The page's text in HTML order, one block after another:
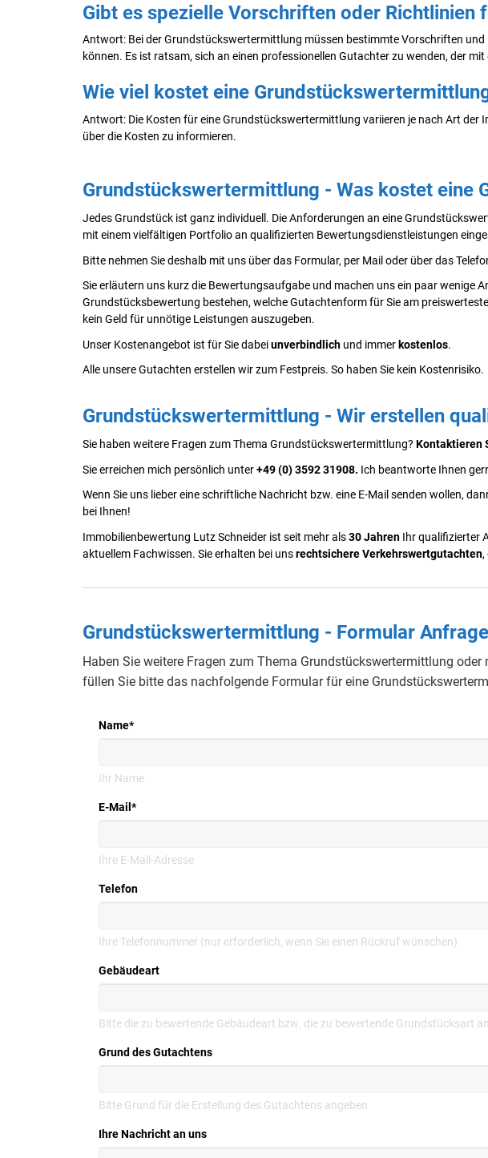
Gibt es spezielle Vorschriften oder
Antwort: Bei der Grundstückswertermittlung müssen bestimmte Vorschriften
können. Es ist ratsam, sich an einen professionellen Gutachter zu wenden, der
Wie viel kostet eine
Antwort: Die Kosten für eine Grundstückswertermittlung variieren je nach Art
über die Kosten zu informieren.
Grundstückswertermittlung - Was kostet eine
Jedes Grundstück ist ganz individuell. Die Anforderungen an eine
mit einem vielfältigen Portfolio an qualifizierten Bewertungsdienstleistungen
Bitte nehmen Sie deshalb mit uns über das Formular, per Mail oder über das
Sie erläutern uns kurz die Bewertungsaufgabe und machen uns ein paar wenige
Grundstücksbewertung bestehen, welche Gutachtenform für Sie am
kein Geld für unnötige Leistungen auszugeben.
Unser Kostenangebot ist für Sie dabeiunverbindlich und immer kostenlos.
Alle unsere Gutachten erstellen wir zum Festpreis. So haben Sie kein Kostenrisiko.
Grundstückswertermittlung - Wir erstellen
Sie haben weitere Fragen zum Thema Grundstückswertermittlung? Kontaktieren
Sie erreichen mich persönlich unter+49 (0) 3592 31908. Ich beantworte Ihnen
Wenn Sie uns lieber eine schriftliche Nachricht bzw. eine E-Mail senden wollen,
bei Ihnen!
Immobilienbewertung Lutz Schneider ist seit mehr als30 Jahren Ihr qualifizierter
aktuellem Fachwissen. Sie erhalten bei unsrechtsichere Verkehrswertgutachten,
Grundstückswertermittlung - Formular
Haben Sie weitere Fragen zum Thema Grundstückswertermittlung
füllen Sie bitte das nachfolgende Formular für eine
Name*
Ihr Name
E-Mail *
Ihre E-Mail-Adresse
Telefon
Ihre Telefonnummer (nur erforderlich, wenn Sie einen Rückruf wünschen)
Gebäudeart
Bitte die zu bewertende Gebäudeart bzw. die zu bewertende Grundstücksart
Grund des Gutachtens
Bitte Grund für die Erstellung des Gutachtens angeben
Ihre Nachricht an uns